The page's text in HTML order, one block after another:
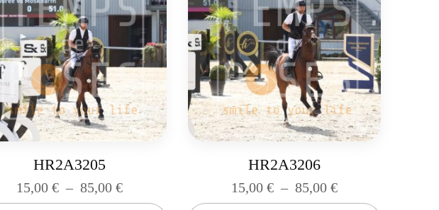
HR2A3205
15,00€ – 85,00€
HR2A3206
15,00 € – 85,00 €